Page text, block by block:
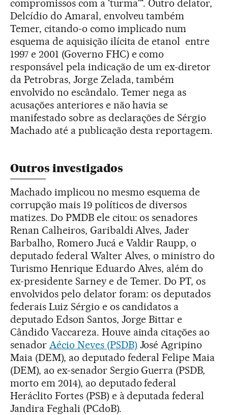
compromissos com a 'turma'". Outro delator,
Delcídio do Amaral, envolveu também
Temer, citando-o como implicado num
esquema de aquisição ilícita de etanol entre
1997 e 2001 (Governo FHC) e como
responsável pela indicação de um ex-diretor
da Petrobras, Jorge Zelada, também
envolvido no escândalo. Temer nega as
acusações anteriores e não havia se
manifestado sobre as declarações de Sérgio
Machado até a publicação desta reportagem.
Outros investigados
Machado implicou no mesmo esquema de
corrupção mais 19 políticos de diversos
matizes. Do PMDB ele citou: os senadores
Renan Calheiros, Garibaldi Alves, Jader
Barbalho, Romero Jucá e Valdir Raupp, o
deputado federal Walter Alves, o ministro do
Turismo Henrique Eduardo Alves, além do
ex-presidente Sarney e de Temer. Do PT, os
envolvidos pelo delator foram: os deputados
federais Luiz Sérgio e os candidatos a
deputado Edson Santos, Jorge Bittar e
Cândido Vaccareza. Houve ainda citações ao
senador Aécio Neves (PSDB) José Agripino
Maia (DEM), ao deputado federal Felipe Maia
(DEM), ao ex-senador Sergio Guerra (PSDB,
morto em 2014), ao deputado federal
Heráclito Fortes (PSB) e à deputada federal
Jandira Feghali (PCdoB).